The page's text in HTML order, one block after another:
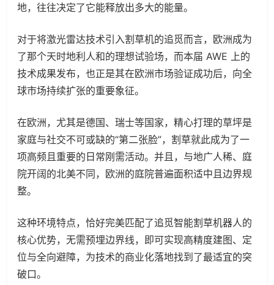
地，往往决定了它能释放出多大的能量。
对于将激光雷达技术引入割草机的追觅而言，欧洲成为
了那个天时地利人和的理想试验场，而本届 AWE 上的
技术成果发布，也正是其在欧洲市场验证成功后，向全
球市场持续扩张的重要象征。
在欧洲，尤其是德国、瑞士等国家，精心打理的草坪是
家庭与社交不可或缺的“第二张脸”，割草就此成为了一
项高频且重要的日常刚需活动。并且，与地广人稀、庭
院开阔的北美不同，欧洲的庭院普遍面积适中且边界规
整。
这种环境特点，恰好完美匹配了追觅智能割草机器人的
核心优势，无需预埋边界线，即可实现高精度建图、定
位与全向避障，为技术的商业化落地找到了最适宜的突
破口。